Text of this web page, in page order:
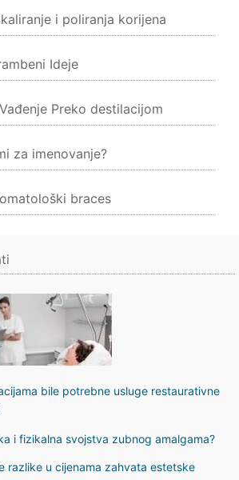
i poliranja korijena
Ideje
Preko destilacijom
za imenovanje?
braces
bile potrebne usluge restaurativne
i fizikalna svojstva zubnog amalgama?
razlike u cijenama zahvata estetske